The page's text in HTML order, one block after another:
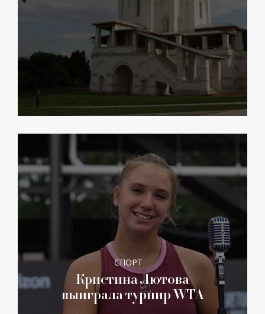
СПОРТ
Кристина Лютова
выиграла турнир WTA